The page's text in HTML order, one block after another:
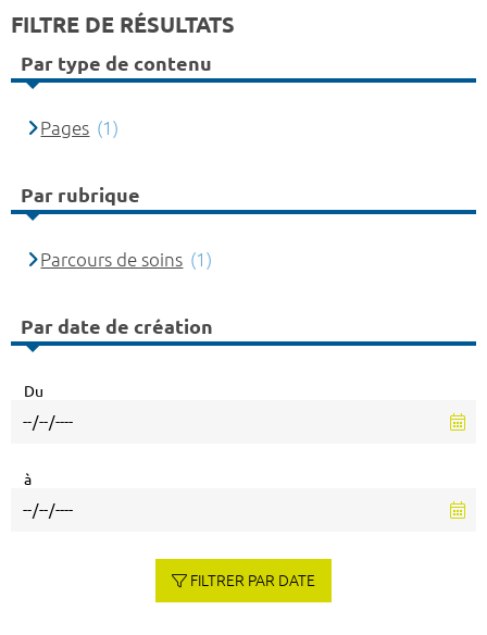
FILTRE DE RÉSULTATS
Par type de contenu
Pages (1)
Par rubrique
Parcours de soins (1)
Par date de création
Du
à
FILTRER PAR DATE